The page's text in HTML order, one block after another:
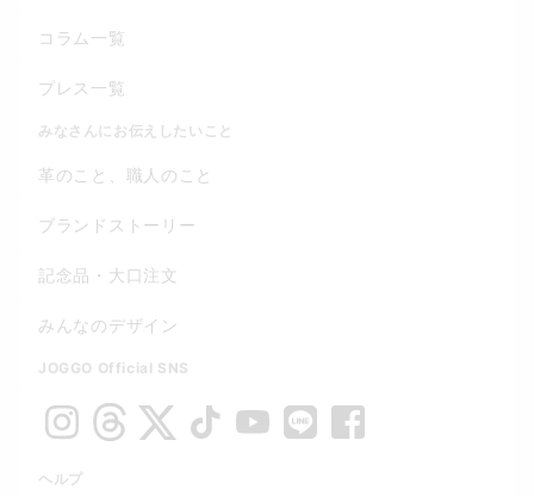
コラム一覧
プレス一覧
みなさんにお伝えしたいこと
革のこと、職人のこと
ブランドストーリー
記念品・大口注文
みんなのデザイン
JOGGO Official SNS
ヘルプ